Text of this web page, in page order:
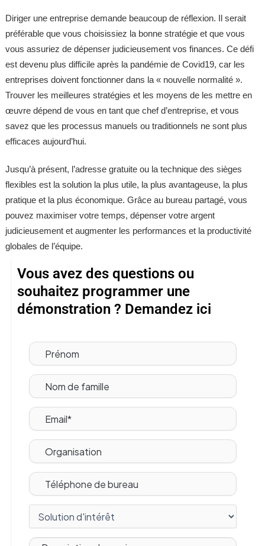
Diriger une entreprise demande beaucoup de réflexion. Il serait
préférable que vous choisissiez la bonne stratégie et que vous
vous assuriez de dépenser judicieusement vos finances. Ce défi
est devenu plus difficile après la pandémie de Covid19, car les
entreprises doivent fonctionner dans la « nouvelle normalité ».
Trouver les meilleures stratégies et les moyens de les mettre en
œuvre dépend de vous en tant que chef d’entreprise, et vous
savez que les processus manuels ou traditionnels ne sont plus
efficaces aujourd’hui.
Jusqu’à présent, l’adresse gratuite ou la technique des sièges
flexibles est la solution la plus utile, la plus avantageuse, la plus
pratique et la plus économique. Grâce au bureau partagé, vous
pouvez maximiser votre temps, dépenser votre argent
judicieusement et augmenter les performances et la productivité
globales de l’équipe.
Vous avez des questions ou
souhaitez programmer une
démonstration ? Demandez ici